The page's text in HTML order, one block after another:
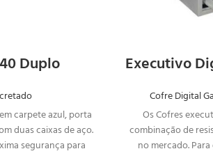
Duplo
carpete azul, porta
duas caixas de aço.
segurança para
Executivo
Cofre Digital
Os Cofres
combinação de
no mercado.